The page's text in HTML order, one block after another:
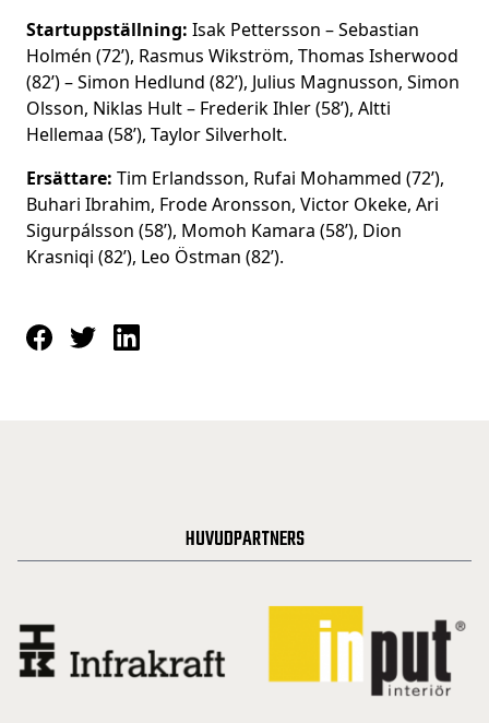
Startuppställning: Isak Pettersson – Sebastian
Holmén (72’), Rasmus Wikström, Thomas Isherwood
(82’) – Simon Hedlund (82’), Julius Magnusson, Simon
Olsson, Niklas Hult – Frederik Ihler (58’), Altti
Hellemaa (58’), Taylor Silverholt.
Ersättare: Tim Erlandsson, Rufai Mohammed (72’),
Buhari Ibrahim, Frode Aronsson, Victor Okeke, Ari
Sigurpálsson (58’), Momoh Kamara (58’), Dion
Krasniqi (82’), Leo Östman (82’).
HUVUDPARTNERS